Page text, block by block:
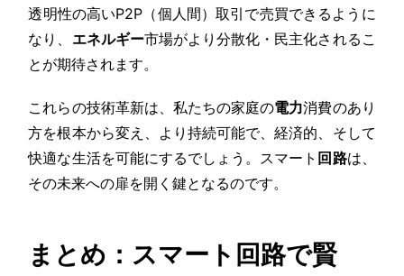
透明性の高いP2P（個人間）取引で売買できるように
なり、 エネルギー市場がより分散化・民主化されるこ
とが期待されます。
これらの技術革新は、私たちの家庭の電力消費のあり
方を根本から変え、より持続可能で、経済的、そして
快適な生活を可能にするでしょう。スマート 回路は、
その未来への扉を開く鍵となるのです。
まとめ：スマート回路で賢